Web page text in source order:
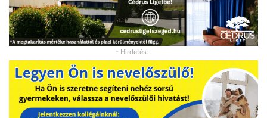
- Hirdetés -